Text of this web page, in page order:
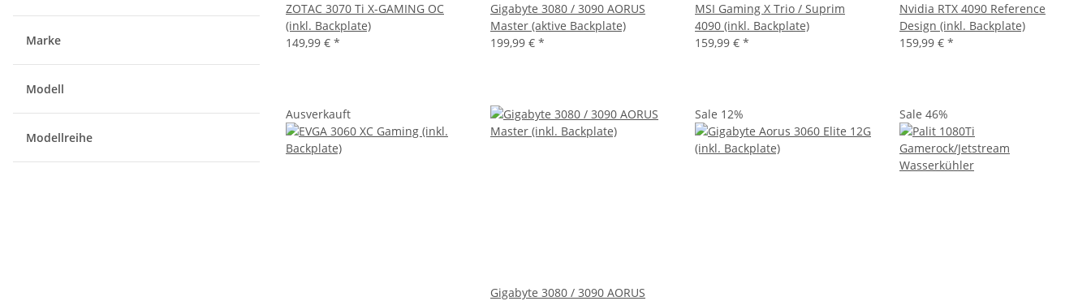
ZOTAC 3070 Ti X-GAMING OC
(inkl. Backplate)
149,99 € *
Gigabyte 3080 / 3090 AORUS
Master (aktive Backplate)
199,99 € *
MSI Gaming X Trio / Suprim
4090 (inkl. Backplate)
159,99 € *
Nvidia RTX 4090 Reference
Design (inkl. Backplate)
159,99 € *
Ausverkauft
Gigabyte 3080 / 3090 AORUS
Sale 12% Sale 46%
Marke
Modell
Modellreihe